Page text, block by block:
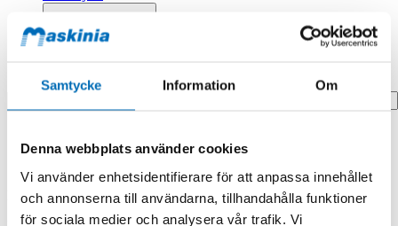
Samtycke Information Om
Denna webbplats använder cookies
Vi använder enhetsidentifierare för att anpassa innehållet
och annonserna till användarna, tillhandahålla funktioner
för sociala medier och analysera vår trafik. Vi
Search
Hem
Produkten finns i följande kategorier: